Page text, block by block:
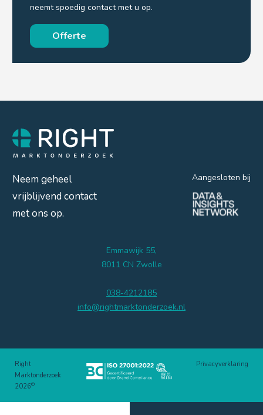
neemt spoedig contact met u op.
Offerte
Neem geheel
vrijblijvend contact
met ons op.
Aangesloten bij
Emmawijk 55,
8011 CN Zwolle
038-4212185
info@rightmarktonderzoek.nl
Right
Marktonderzoek
2026©
Privacyverklaring